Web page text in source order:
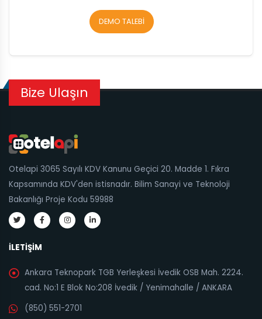
DEMO TALEBİ
Bize Ulaşın
Otelapi 3065 Sayılı KDV Kanunu Geçici 20. Madde 1. Fıkra
Kapsamında KDV'den istisnadır. Bilim Sanayi ve Teknoloji
Bakanlığı Proje Kodu 59988
İLETIŞIM
Ankara Teknopark TGB Yerleşkesi İvedik OSB Mah. 2224.
cad. No:1 E Blok No:208 İvedik / Yenimahalle / ANKARA
(850) 551-2701